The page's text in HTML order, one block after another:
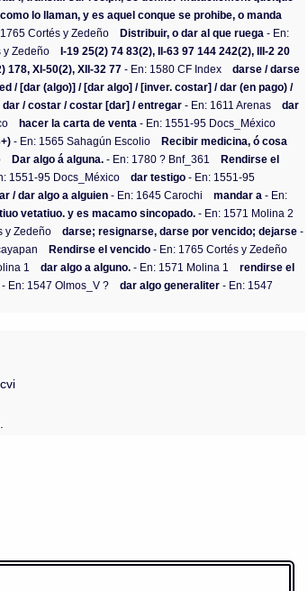
lo llaman, y es aquel conque se prohibe, o manda
Cortés y Zedeño Distribuir, o dar al que ruega - En:
y Zedeño
I-19 25(2) 74 83(2), II-63 97 144 242(2), III-2 20
178, XI-50(2), XII-32 77 - En: 1580 CF Index
darse / darse
/ [dar (algo)] / [dar algo] / [inver. costar] / dar (en pago) /
dar / costar / costar [dar] / entregar - En: 1611 Arenas
dar
hacer la carta de venta - En: 1551-95 Docs_México
- En: 1565 Sahagún Escolio
Recibir medicina, ó cosa
Dar algo á alguna. - En: 1780 ? Bnf_361
Rendirse el
1551-95 Docs_México dar testigo - En: 1551-95
/ dar algo a alguien - En: 1645 Carochi mandar a - En:
vetatiuo. y es macamo sincopado. - En: 1571 Molina 2
y Zedeño darse; resignarse, darse por vencido; dejarse -
Rendirse el vencido - En: 1765 Cortés y Zedeño
1 dar algo a alguno. - En: 1571 Molina 1
rendirse el
- En: 1547 Olmos_V ? dar algo generaliter - En: 1547